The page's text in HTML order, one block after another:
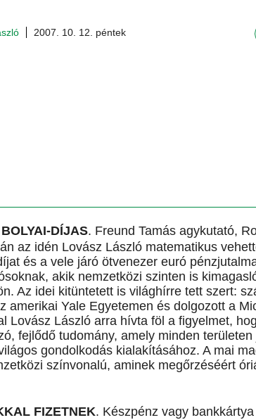
2007. 10. 12. péntek
DÍJAS. Freund Tamás agykutató,
az idén Lovász László matematikus
és a vele járó ötvenezer euró
akik nemzetközi szinten is
Az idei kitüntetett is világhírre tett szert:
amerikai Yale Egyetemen és dolgozott a
Lovász László arra hívta föl a figyelmet,
fejlődő tudomány, amely minden
gondolkodás kialakításához. A mai
színvonalú, aminek megőrzéséért
FIZETNEK. Készpénz vagy